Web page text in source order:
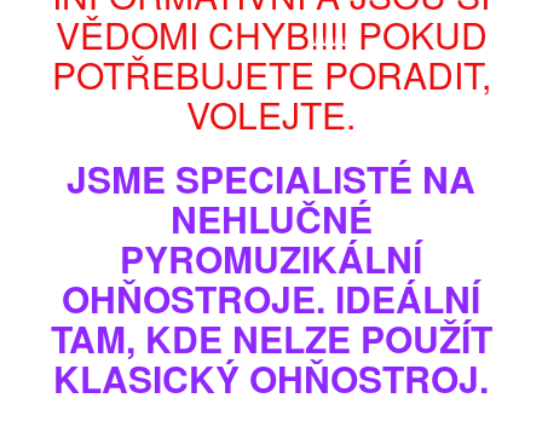
Zobrazit větší
OHŇOSTROJNÝ KOMPAKT GOLD COMET
VĚDOMI CHYB!!!! POKUD
POTŘEBUJETE PORADIT,
VOLEJTE.
JSME SPECIALISTÉ NA
NEHLUČNÉ
PYROMUZIKÁLNÍ
OHŇOSTROJE. IDEÁLNÍ
TAM, KDE NELZE POUŽÍT
KLASICKÝ OHŇOSTROJ.